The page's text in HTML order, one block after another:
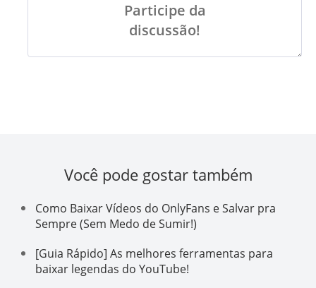
Participe da
discussão!
Você pode gostar também
Como Baixar Vídeos do OnlyFans e Salvar pra
Sempre (Sem Medo de Sumir!)
[Guia Rápido] As melhores ferramentas para
baixar legendas do YouTube!